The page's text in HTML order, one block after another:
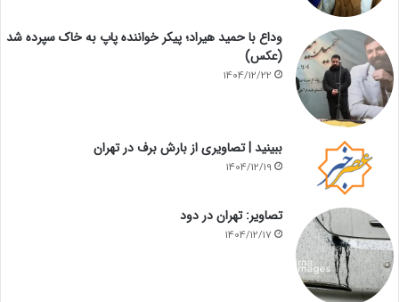
وداع با حمید هیراد؛ پیکر خواننده پاپ به خاک سپرده شد
(عکس)
1404/12/22
ببینید | تصاویری از بارش برف در تهران
1404/12/19
تصاویر: تهران در دود
1404/12/17